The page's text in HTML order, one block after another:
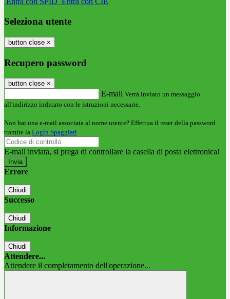
Seleziona utente
button close ×
Recupero password
button close ×
E-mail Verrà inviato un messaggio
all'indirizzo indicato con le istruzioni necessarie.
Non hai una e-mail associata al nome utente? Effettua il reset della password
tramite la Login Spaggiari
E-mail inviata, si prega di controllare la casella di posta elettronica!
Errore
Chiudi
Successo
Chiudi
Informazione
Chiudi
Attendere...
Attendere il completamento dell'operazione...